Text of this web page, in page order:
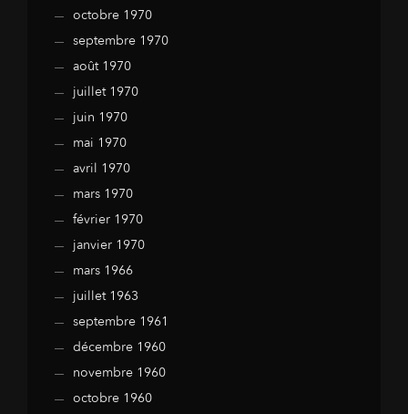
octobre 1970
septembre 1970
août 1970
juillet 1970
juin 1970
mai 1970
avril 1970
mars 1970
février 1970
janvier 1970
mars 1966
juillet 1963
septembre 1961
décembre 1960
novembre 1960
octobre 1960